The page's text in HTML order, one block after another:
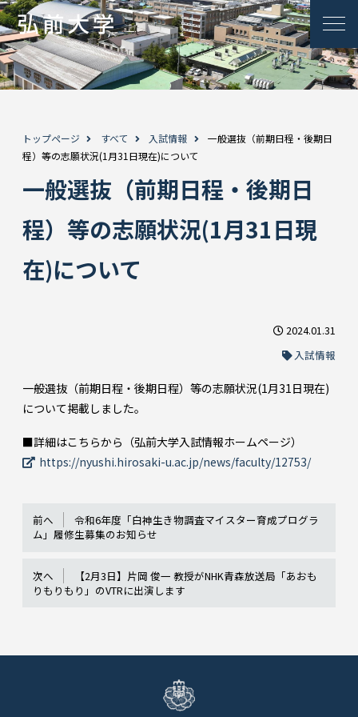
トップページ すべて 入試情報
一般選抜（前期日程・後期日
程）等の志願状況(1月31日現在)について
一般選抜（前期日程・後期日
程）等の志願状況(1月31日現
在)について
2024.01.31
入試情報
一般選抜（前期日程・後期日程）等の志願状況(1月31日現在)
について掲載しました。
■詳細はこちらから（弘前大学入試情報ホームページ）
https://nyushi.hirosaki-u.ac.jp/news/faculty/12753/
前へ
令和6年度「白神生き物調査マイスター育成プログラ
ム」履修生募集のお知らせ
次へ
【2月3日】片岡 俊一 教授がNHK青森放送局「あおも
りもりもり」のVTRに出演します